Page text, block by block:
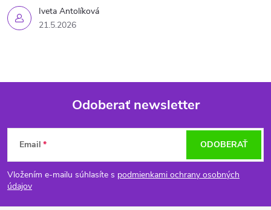
Iveta Antolíková
21.5.2026
Z
á
p
Odoberať newsletter
Email
Vložením e-mailu súhlasíte s podmienkami ochrany osobných
údajov
ODOBERAŤ